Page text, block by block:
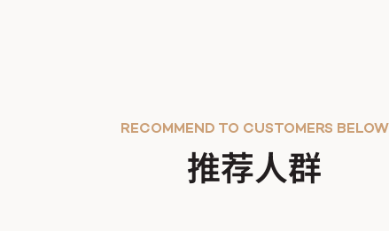
推荐人群
RECOMMEND TO CUSTOMERS BELOW